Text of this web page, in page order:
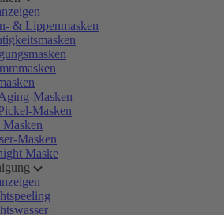
& Lippenmasken
Masken
Masken
Masken
Maske